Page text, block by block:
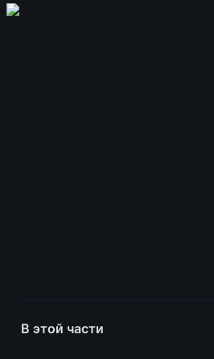
В этой части